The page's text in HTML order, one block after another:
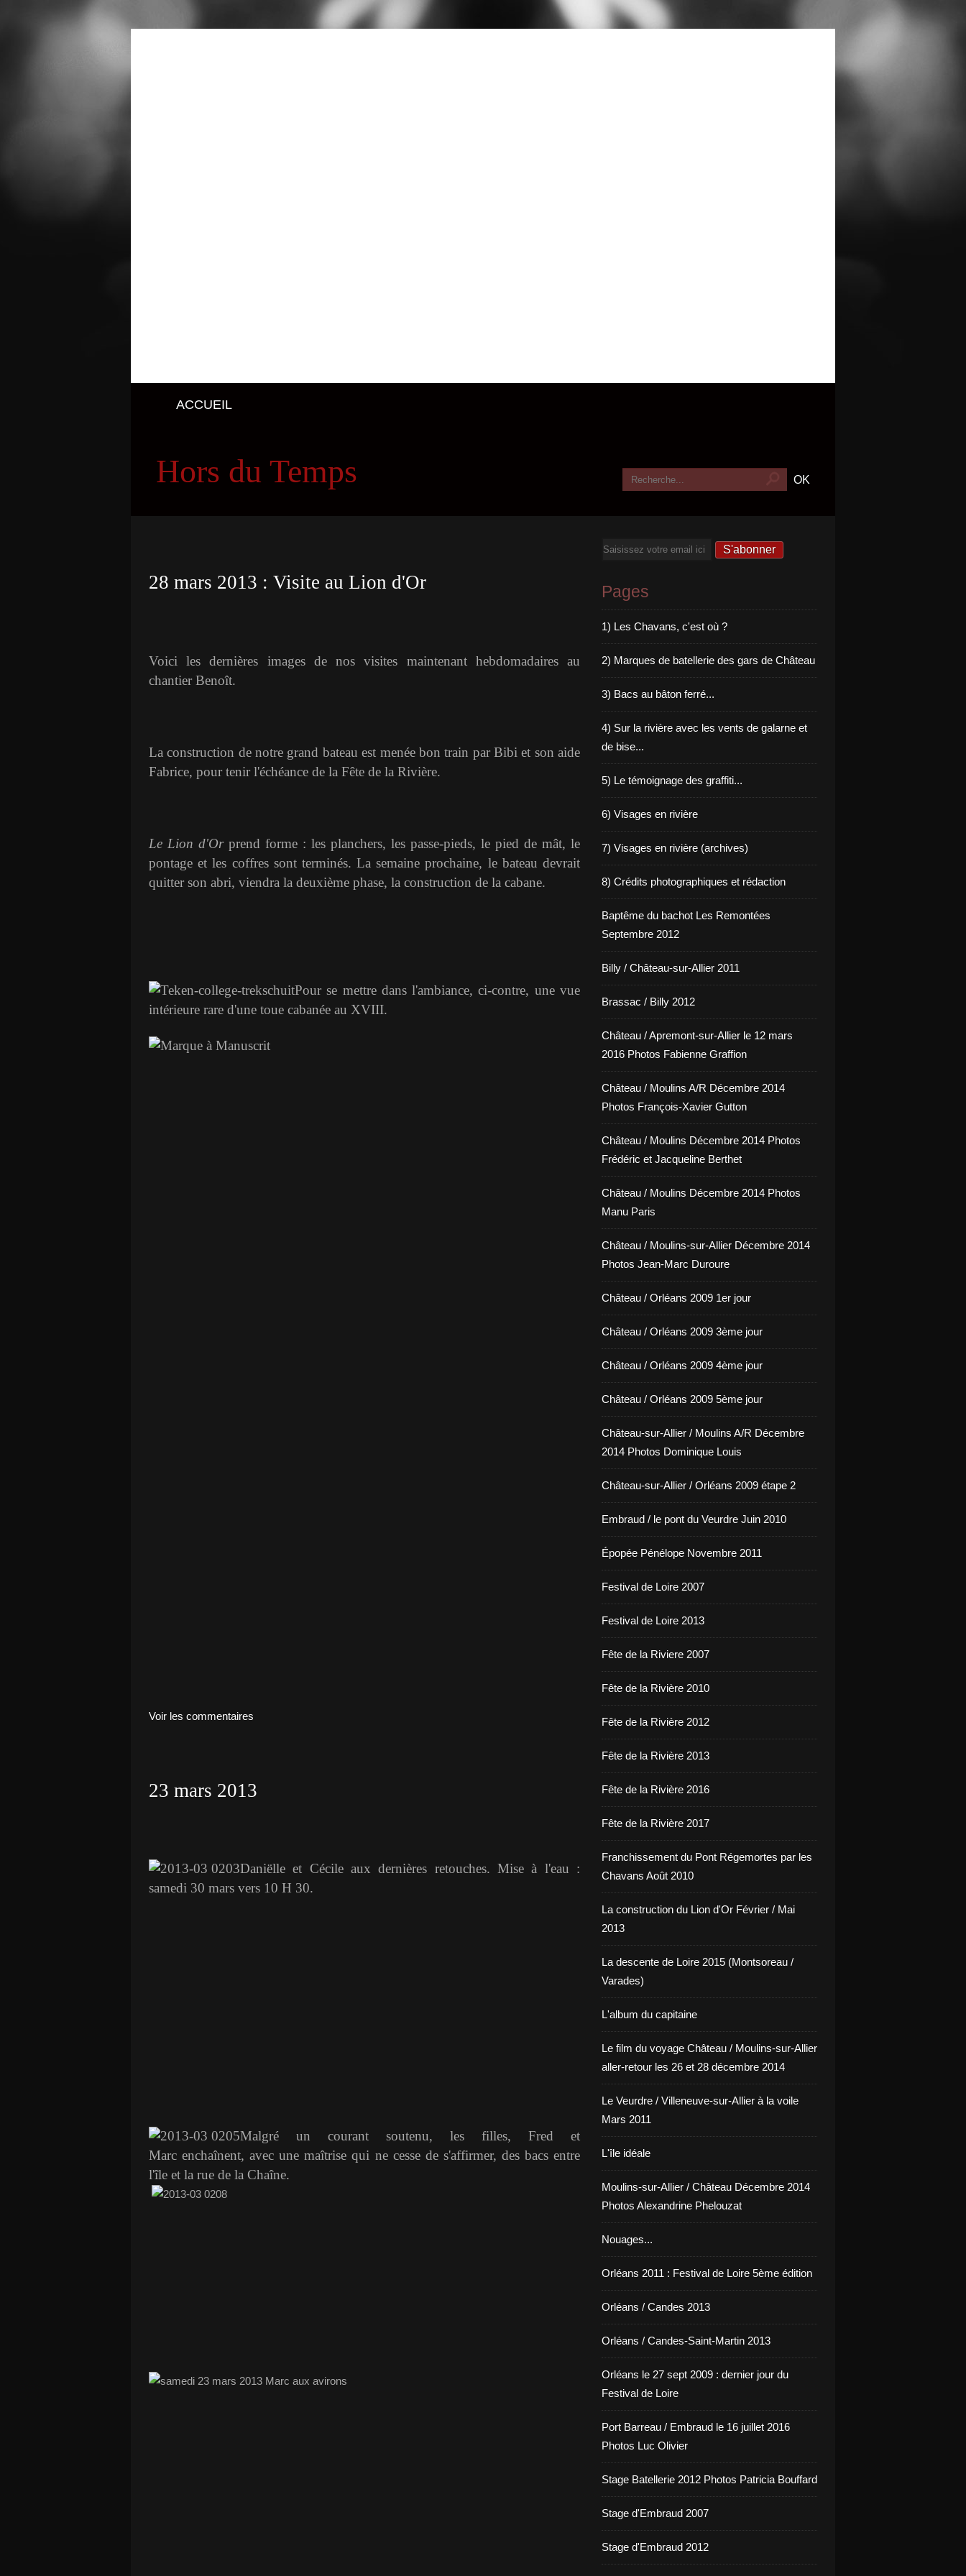
ACCUEIL
Hors du Temps
28 mars 2013 : Visite au Lion d'Or
Voici les dernières images de nos visites maintenant hebdomadaires au
chantier Benoît.
La construction de notre grand bateau est menée bon train par Bibi et son aide
Fabrice, pour tenir l'échéance de la Fête de la Rivière.
Le Lion d'Orprend forme : les planchers, les passe-pieds, le pied de mât, le
pontage et les coffres sont terminés. La semaine prochaine, le bateau devrait
quitter son abri, viendra la deuxième phase, la construction de la cabane.
Pour se mettre dans l'ambiance, ci-contre, une vue
intérieure rare d'une toue cabanée au XVIII.
Voir les commentaires
23 mars 2013
Daniëlle et Cécile aux dernières retouches. Mise à l'eau :
samedi 30 mars vers 10 H 30.
Malgré un courant soutenu, les filles, Fred et
Marc enchaînent, avec une maîtrise qui ne cesse de s'affirmer, des bacs entre
l'île et la rue de la Chaîne.
Email
Pages
1) Les Chavans, c'est où ?
2) Marques de batellerie des gars de Château
3) Bacs au bâton ferré...
4) Sur la rivière avec les vents de galarne et
de bise...
5) Le témoignage des graffiti...
6) Visages en rivière
7) Visages en rivière (archives)
8) Crédits photographiques et rédaction
Baptême du bachot Les Remontées
Septembre 2012
Billy / Château-sur-Allier 2011
Brassac / Billy 2012
Château / Apremont-sur-Allier le 12 mars
2016 Photos Fabienne Graffion
Château / Moulins A/R Décembre 2014
Photos François-Xavier Gutton
Château / Moulins Décembre 2014 Photos
Frédéric et Jacqueline Berthet
Château / Moulins Décembre 2014 Photos
Manu Paris
Château / Moulins-sur-Allier Décembre 2014
Photos Jean-Marc Duroure
Château / Orléans 2009 1er jour
Château / Orléans 2009 3ème jour
Château / Orléans 2009 4ème jour
Château / Orléans 2009 5ème jour
Château-sur-Allier / Moulins A/R Décembre
2014 Photos Dominique Louis
Château-sur-Allier / Orléans 2009 étape 2
Embraud / le pont du Veurdre Juin 2010
Épopée Pénélope Novembre 2011
Festival de Loire 2007
Festival de Loire 2013
Fête de la Riviere 2007
Fête de la Rivière 2010
Fête de la Rivière 2012
Fête de la Rivière 2013
Fête de la Rivière 2016
Fête de la Rivière 2017
Franchissement du Pont Régemortes par les
Chavans Août 2010
La construction du Lion d'Or Février / Mai
2013
La descente de Loire 2015 (Montsoreau /
Varades)
L'album du capitaine
Le film du voyage Château / Moulins-sur-Allier
aller-retour les 26 et 28 décembre 2014
Le Veurdre / Villeneuve-sur-Allier à la voile
Mars 2011
L'île idéale
Moulins-sur-Allier / Château Décembre 2014
Photos Alexandrine Phelouzat
Nouages...
Orléans 2011 : Festival de Loire 5ème édition
Orléans / Candes 2013
Orléans / Candes-Saint-Martin 2013
Orléans le 27 sept 2009 : dernier jour du
Festival de Loire
Port Barreau / Embraud le 16 juillet 2016
Photos Luc Olivier
Stage Batellerie 2012 Photos Patricia Bouffard
Stage d'Embraud 2007
Stage d'Embraud 2012